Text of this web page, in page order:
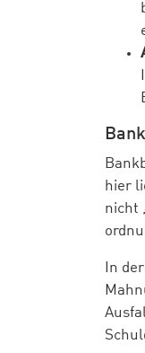
hier
nicht
In